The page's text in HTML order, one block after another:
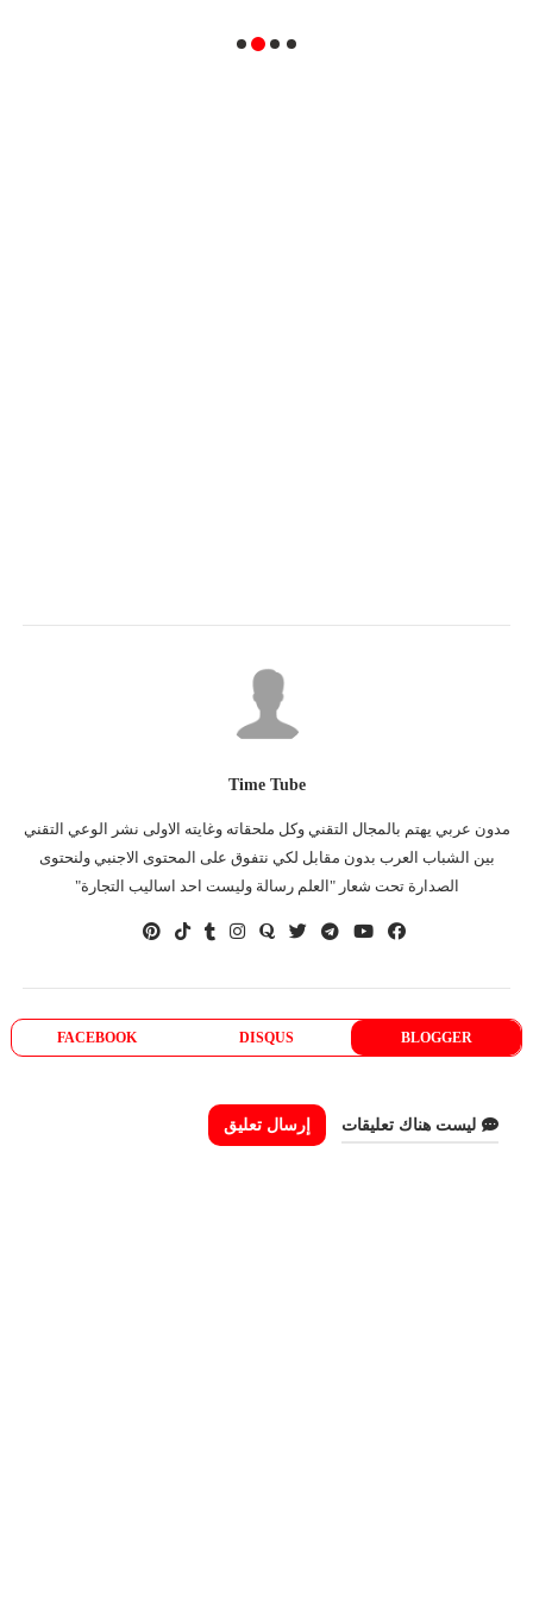
Time Tube
مدون عربي يهتم بالمجال التقني وكل ملحقاته وغايته الاولى نشر الوعي التقني
بين الشباب العرب بدون مقابل لكي نتفوق على المحتوى الاجنبي ولنحتوى
الصدارة تحت شعار "العلم رسالة وليست احد اساليب التجارة"
BLOGGER
DISQUS
FACEBOOK
ليست هناك تعليقات إرسال تعليق